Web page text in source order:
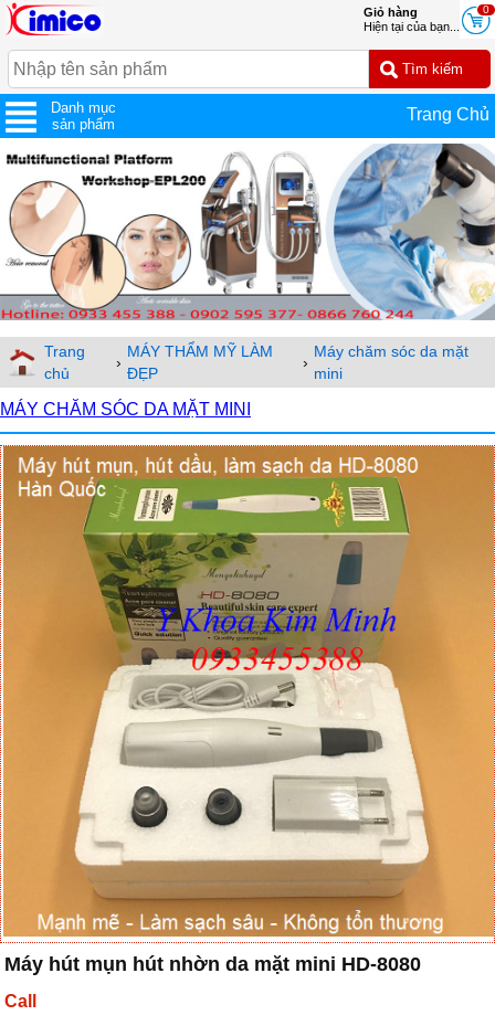
0
Giỏ hàng
Hiện tại của bạn...
Danh mục
sản phẩm
Trang Chủ
Trang
chủ
›
MÁY THẨM MỸ LÀM
ĐẸP
›
Máy chăm sóc da mặt
mini
MÁY CHĂM SÓC DA MẶT MINI
Máy hút mụn hút nhờn da mặt mini HD-8080
Call